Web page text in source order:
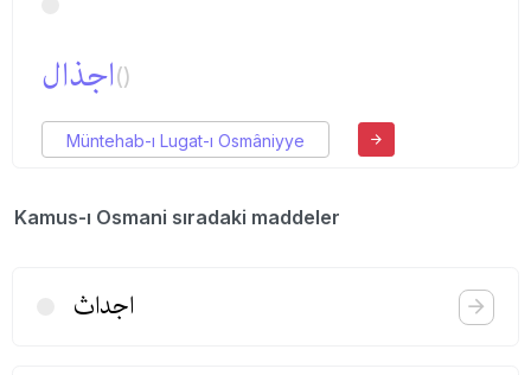
اجذال()
Müntehab-ı Lugat-ı Osmâniyye
Kamus-ı Osmani sıradaki maddeler
اجداث